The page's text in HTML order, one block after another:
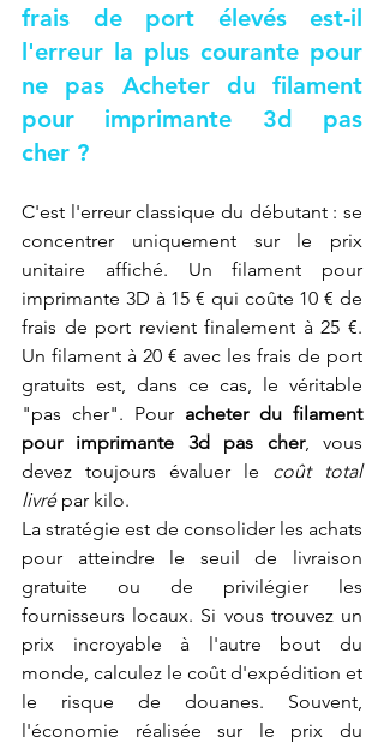
frais de port élevés est-il
l'erreur la plus courante pour
ne pas Acheter du filament
pour imprimante 3d pas
cher ?
C'est l'erreur classique du débutant : se
concentrer uniquement sur le prix
unitaire affiché. Un filament pour
imprimante 3D à 15 € qui coûte 10 € de
frais de port revient finalement à 25 €.
Un filament à 20 € avec les frais de port
gratuits est, dans ce cas, le véritable
"pas cher". Pour acheter du filament
pour imprimante 3d pas cher, vous
devez toujours évaluer le coût total
livré par kilo.
La stratégie est de consolider les achats
pour atteindre le seuil de livraison
gratuite ou de privilégier les
fournisseurs locaux. Si vous trouvez un
prix incroyable à l'autre bout du
monde, calculez le coût d'expédition et
le risque de douanes. Souvent,
l'économie réalisée sur le prix du